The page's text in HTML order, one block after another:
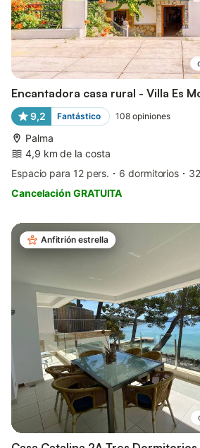
Encantadora casa rural - Villa Es
9,2 Fantástico 108 opiniones
Palma
4,9 km de la costa
Espacio para 12 pers.
6 dormitorios
Cancelación GRATUITA
Anfitrión estrella